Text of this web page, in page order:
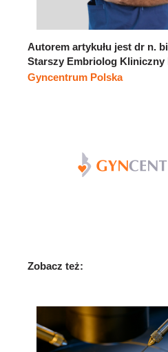
Autorem artykułu jest dr n.
Starszy Embriolog Kliniczny
Gyncentrum Polska
Zobacz też: